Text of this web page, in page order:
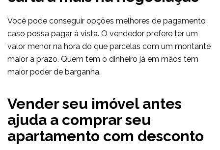
Você pode conseguir opções melhores de pagamento
caso possa pagar à vista. O vendedor prefere ter um
valor menor na hora do que parcelas com um montante
maior a prazo. Quem tem o dinheiro já em mãos tem
maior poder de barganha.
Vender seu imóvel antes
ajuda a comprar seu
apartamento com desconto